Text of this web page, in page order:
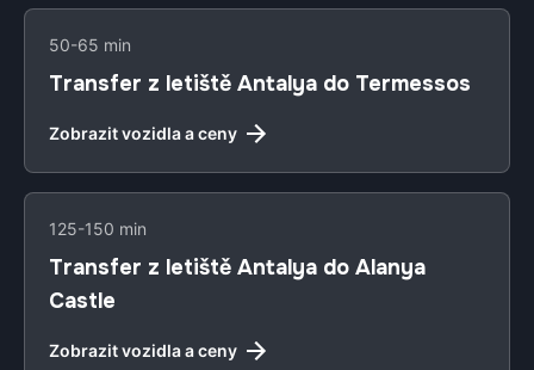
50-65 min
Transfer z letiště Antalya do Termessos
Zobrazit vozidla a ceny
125-150 min
Transfer z letiště Antalya do Alanya
Castle
Zobrazit vozidla a ceny